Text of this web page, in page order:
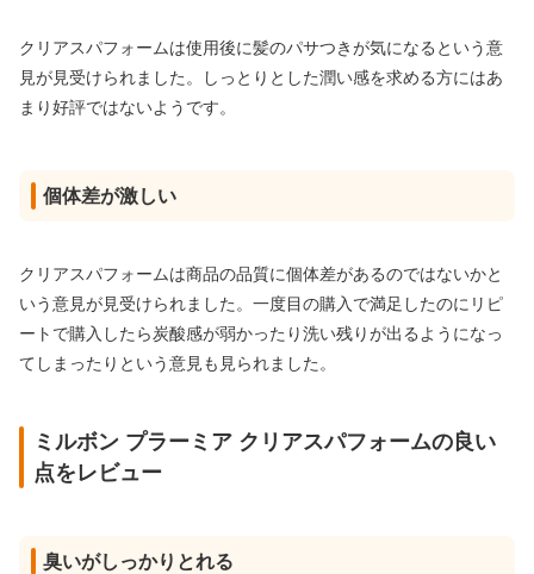
クリアスパフォームは使用後に髪のパサつきが気になるという意
見が見受けられました。しっとりとした潤い感を求める方にはあ
まり好評ではないようです。
個体差が激しい
クリアスパフォームは商品の品質に個体差があるのではないかと
いう意見が見受けられました。一度目の購入で満足したのにリピ
ートで購入したら炭酸感が弱かったり洗い残りが出るようになっ
てしまったりという意見も見られました。
ミルボン プラーミア クリアスパフォームの良い
点をレビュー
臭いがしっかりとれる